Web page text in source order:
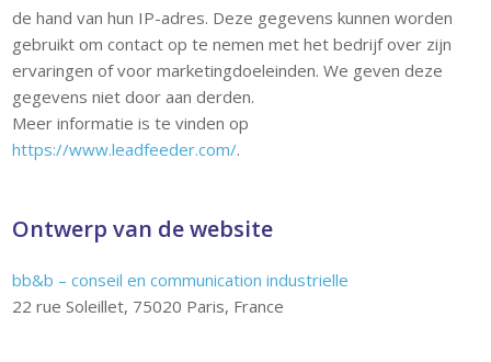
de hand van hun IP-adres. Deze gegevens kunnen worden
gebruikt om contact op te nemen met het bedrijf over zijn
ervaringen of voor marketingdoeleinden. We geven deze
gegevens niet door aan derden.
Meer informatie is te vinden op
https://www.leadfeeder.com/.
Ontwerp van de website
bb&b – conseil en communication industrielle
22 rue Soleillet, 75020 Paris, France